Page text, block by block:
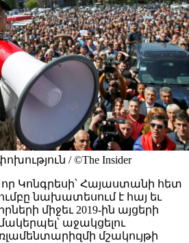
/ ©The Insider
որ Կոնգրեսի՝ Հայաստանի հետ
նախատեսում է հայ եւ
միջեւ 2019-ին այցերի
աջակցելու
մշակույթի